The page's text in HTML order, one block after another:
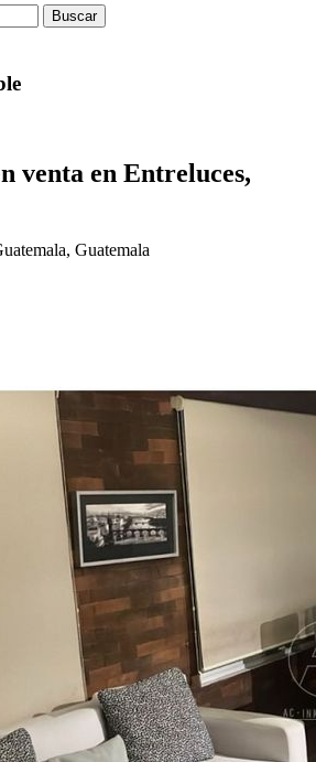
venta en Entreluces,
Guatemala